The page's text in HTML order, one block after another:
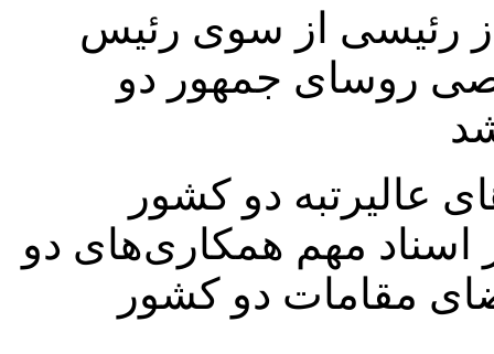
رئیسی از سوی رئیس
روسای جمهور دو
عالیرتبه دو کشور
مهم همکاری‌های دو
مقامات دو کشور